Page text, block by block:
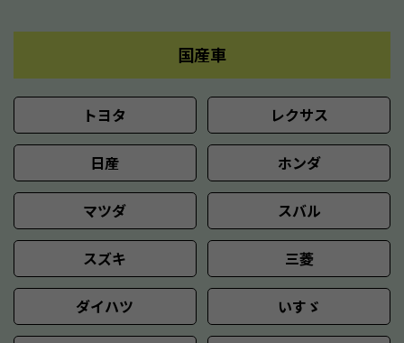
国産車
トヨタ レクサス
日産 ホンダ
マツダ スバル
スズキ 三菱
ダイハツ いすゞ